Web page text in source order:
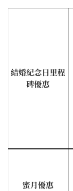
結婚紀念日里程
碑優惠
蜜月優惠